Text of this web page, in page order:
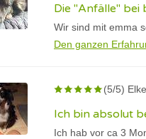
Die "Anfälle" bei
Wir sind mit emma
Den ganzen
(5/5) Elke
Ich bin absolut
Ich hab vor ca 3